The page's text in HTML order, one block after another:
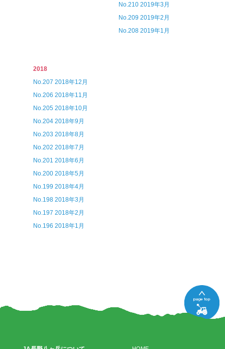
No.210 2019年3月
No.209 2019年2月
No.208 2019年1月
2018
No.207 2018年12月
No.206 2018年11月
No.205 2018年10月
No.204 2018年9月
No.203 2018年8月
No.202 2018年7月
No.201 2018年6月
No.200 2018年5月
No.199 2018年4月
No.198 2018年3月
No.197 2018年2月
No.196 2018年1月